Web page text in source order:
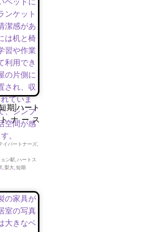
期]ハート
ナース
イパートナーズ,
ン駅,ハートス
,梨大,短期